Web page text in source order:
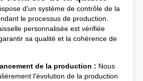
d'un système de contrôle de la
le processus de production.
personnalisée est vérifiée
sa qualité et la cohérence de
de la production : Nous
l'évolution de la production